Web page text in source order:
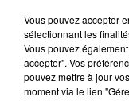
podcasts/2022/
novembre.mp3
Vous pouvez accepter
sélectionnant les
Vous pouvez
accepter". Vos
pouvez mettre à jour
moment via le lien